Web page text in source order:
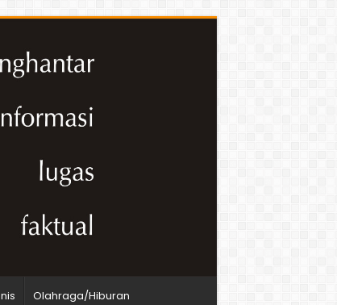
Olahraga/Hiburan